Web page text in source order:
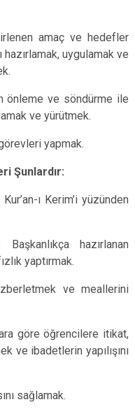
amaç ve hedefler
hazırlamak, uygulamak ve
önleme ve söndürme ile
ve yürütmek.
yapmak.
Şunlardır:
ı Kerim’i yüzünden
hazırlanan
yaptırmak.
ve meallerini
göre öğrencilere itikat,
ve ibadetlerin yapılışını
sağlamak.